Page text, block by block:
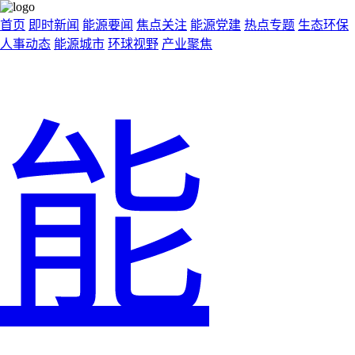
首页 即时新闻 能源要闻 焦点关注 能源党建 热点专题 生态环保
人事动态 能源城市 环球视野 产业聚焦
能